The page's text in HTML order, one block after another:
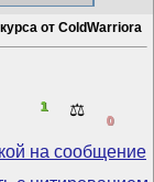
от ColdWarriora
1 ⚖️
0